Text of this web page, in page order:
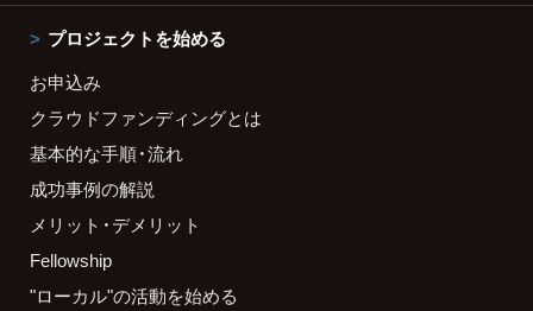
プロジェクトを始める
お申込み
クラウドファンディングとは
基本的な手順・流れ
成功事例の解説
メリット・デメリット
Fellowship
"ローカル"の活動を始める